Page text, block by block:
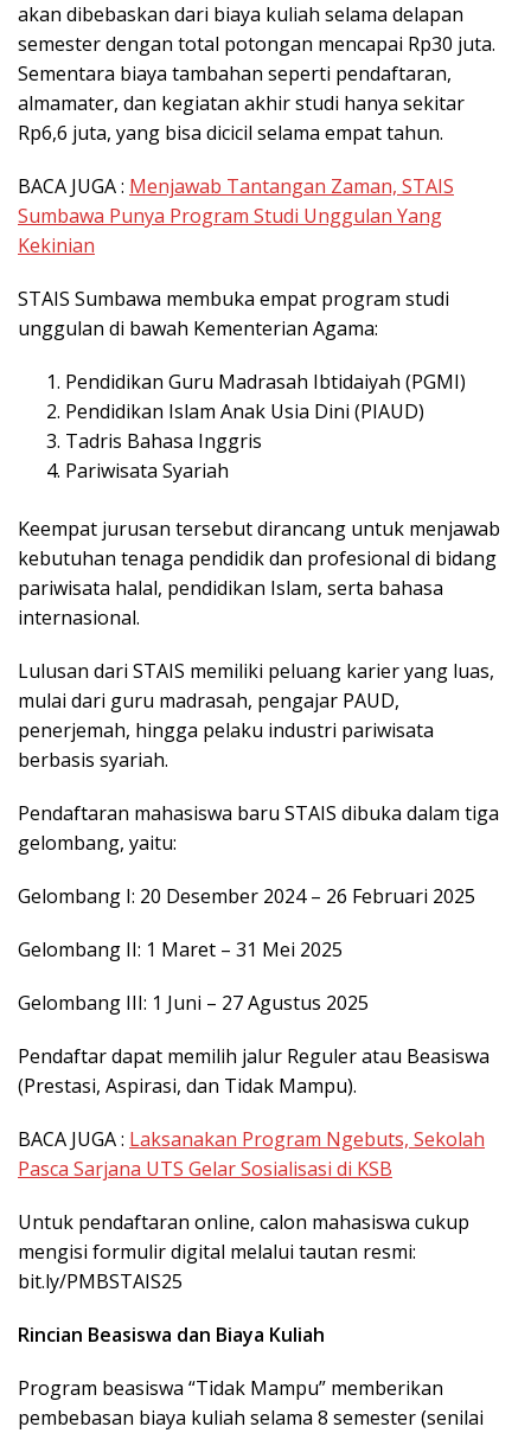
akan dibebaskan dari biaya kuliah selama delapan
semester dengan total potongan mencapai Rp30 juta.
Sementara biaya tambahan seperti pendaftaran,
almamater, dan kegiatan akhir studi hanya sekitar
Rp6,6 juta, yang bisa dicicil selama empat tahun.
BACA JUGA : Menjawab Tantangan Zaman, STAIS
Sumbawa Punya Program Studi Unggulan Yang
Kekinian
STAIS Sumbawa membuka empat program studi
unggulan di bawah Kementerian Agama:
Pendidikan Guru Madrasah Ibtidaiyah (PGMI)
Pendidikan Islam Anak Usia Dini (PIAUD)
Tadris Bahasa Inggris
Pariwisata Syariah
Keempat jurusan tersebut dirancang untuk menjawab
kebutuhan tenaga pendidik dan profesional di bidang
pariwisata halal, pendidikan Islam, serta bahasa
internasional.
Lulusan dari STAIS memiliki peluang karier yang luas,
mulai dari guru madrasah, pengajar PAUD,
penerjemah, hingga pelaku industri pariwisata
berbasis syariah.
Pendaftaran mahasiswa baru STAIS dibuka dalam tiga
gelombang, yaitu:
Gelombang I: 20 Desember 2024 – 26 Februari 2025
Gelombang II: 1 Maret – 31 Mei 2025
Gelombang III: 1 Juni – 27 Agustus 2025
Pendaftar dapat memilih jalur Reguler atau Beasiswa
(Prestasi, Aspirasi, dan Tidak Mampu).
BACA JUGA : Laksanakan Program Ngebuts, Sekolah
Pasca Sarjana UTS Gelar Sosialisasi di KSB
Untuk pendaftaran online, calon mahasiswa cukup
mengisi formulir digital melalui tautan resmi:
bit.ly/PMBSTAIS25
Rincian Beasiswa dan Biaya Kuliah
Program beasiswa “Tidak Mampu” memberikan
pembebasan biaya kuliah selama 8 semester (senilai